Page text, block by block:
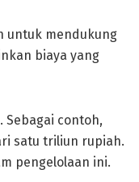
untuk mendukung
biaya yang
contoh,
satu triliun rupiah.
pengelolaan ini.